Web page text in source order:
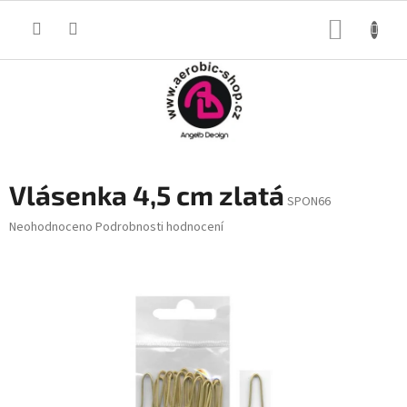
Vlásenka 4,5 cm zlatá SPON66
Průměrné
Neohodnoceno Podrobnosti hodnocení